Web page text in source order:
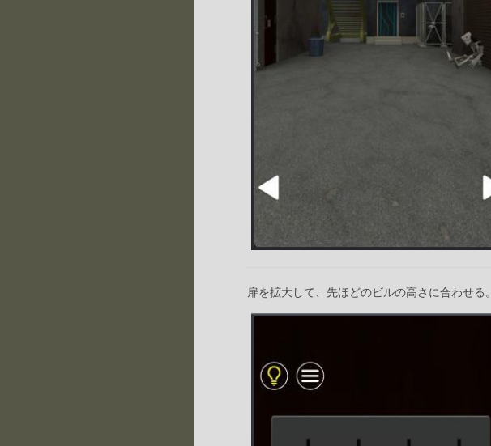
扉を拡大して、先ほどのビルの高さに合わせる。